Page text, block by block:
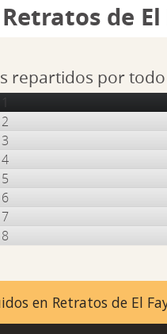
de El
repartidos por
1
2
3
4
5
6
7
8
en Retratos de El